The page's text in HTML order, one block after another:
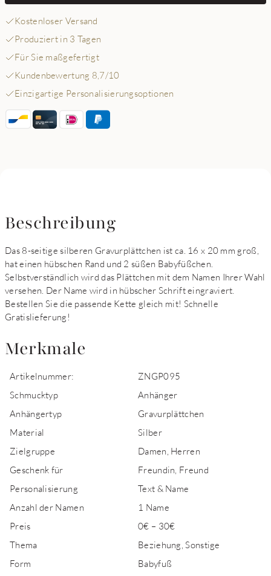
Kostenloser Versand
Produziert in 3 Tagen
Für Sie maßgefertigt
Kundenbewertung 8,7/10
Einzigartige Personalisierungsoptionen
Beschreibung
Das 8-seitige silberen Gravurplättchen ist ca. 16 x 20 mm groß,
hat einen hübschen Rand und 2 süßen Babyfüßchen.
Selbstverständlich wird das Plättchen mit dem Namen Ihrer Wahl
versehen. Der Name wird in hübscher Schrift eingraviert.
Bestellen Sie die passende Kette gleich mit! Schnelle
Gratislieferung!
Merkmale
Artikelnummer:
ZNGP095
Schmucktyp
Anhänger
Anhängertyp
Gravurplättchen
Material
Silber
Zielgruppe
Damen, Herren
Geschenk für
Freundin, Freund
Personalisierung
Text & Name
Anzahl der Namen
1 Name
Preis
0€ – 30€
Thema
Beziehung, Sonstige
Form
Babyfuß